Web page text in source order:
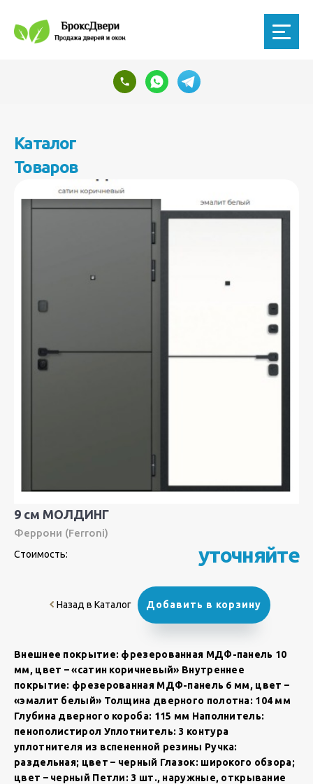
Каталог
Товаров
9 см МОЛДИНГ
Феррони (Ferroni)
Стоимость: уточняйте
Назад в Каталог Добавить в корзину
Внешнее покрытие: фрезерованная МДФ-панель 10
мм, цвет – «сатин коричневый» Внутреннее
покрытие: фрезерованная МДФ-панель 6 мм, цвет –
«эмалит белый» Толщина дверного полотна: 104 мм
Глубина дверного короба: 115 мм Наполнитель:
пенополистирол Уплотнитель: 3 контура
уплотнителя из вспененной резины Ручка:
раздельная; цвет – черный Глазок: широкого обзора;
цвет – черный Петли: 3 шт., наружные, открывание